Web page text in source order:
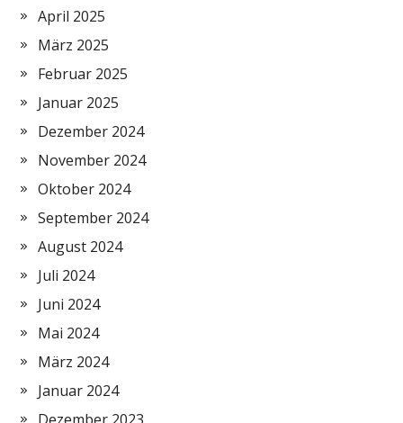
April 2025
März 2025
Februar 2025
Januar 2025
Dezember 2024
November 2024
Oktober 2024
September 2024
August 2024
Juli 2024
Juni 2024
Mai 2024
März 2024
Januar 2024